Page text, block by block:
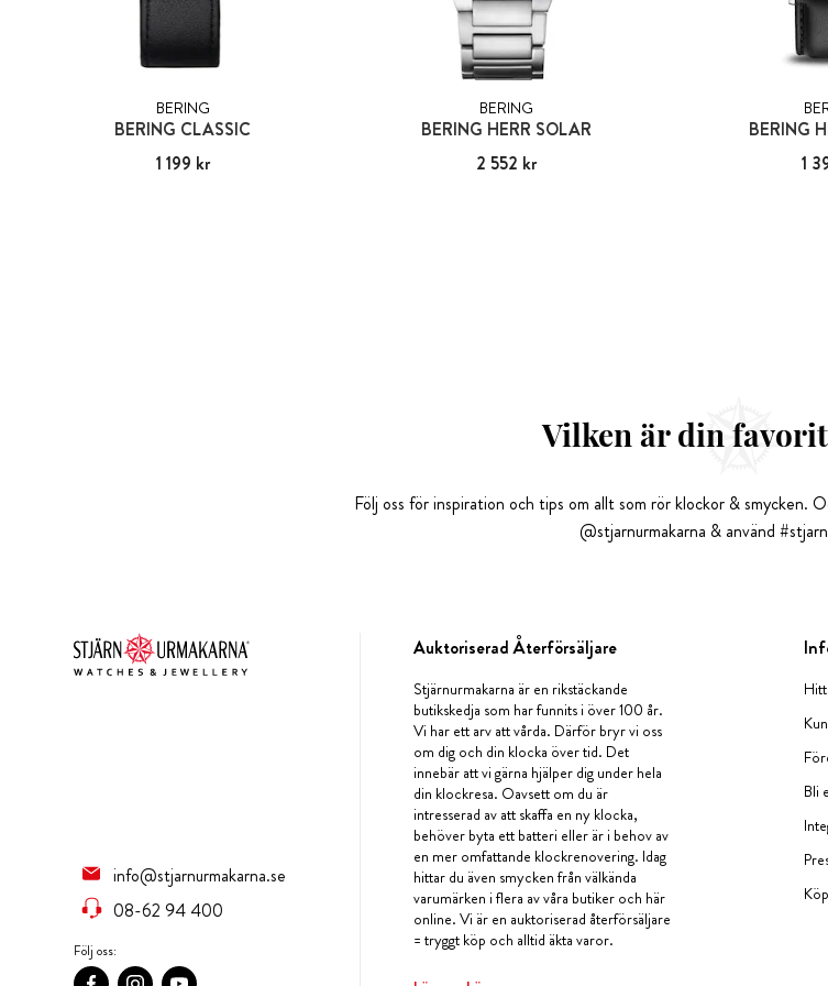
BERING
BERING CLASSIC
Pris :1 199 kr
1 199 kr
BERING
BERING HERR SOLAR
Pris :2 552 kr
2 552 kr
BERING
Pris :
1
Vilken är din
Följ oss för inspiration och tips om allt som rör klockor & smycken.
@stjarnurmakarna & använd
info@stjarnurmakarna.se
08-62 94 400
Följ oss:
Auktoriserad Återförsäljare
Stjärnurmakarna är en rikstäckande
butikskedja som har funnits i över 100 år.
Vi har ett arv att vårda. Därför bryr vi oss
om dig och din klocka över tid. Det
innebär att vi gärna hjälper dig under hela
din klockresa. Oavsett om du är
intresserad av att skaffa en ny klocka,
behöver byta ett batteri eller är i behov av
en mer omfattande klockrenovering. Idag
hittar du även smycken från välkända
varumärken i flera av våra butiker och här
online. Vi är en auktoriserad återförsäljare
= tryggt köp och alltid äkta varor.
Bli